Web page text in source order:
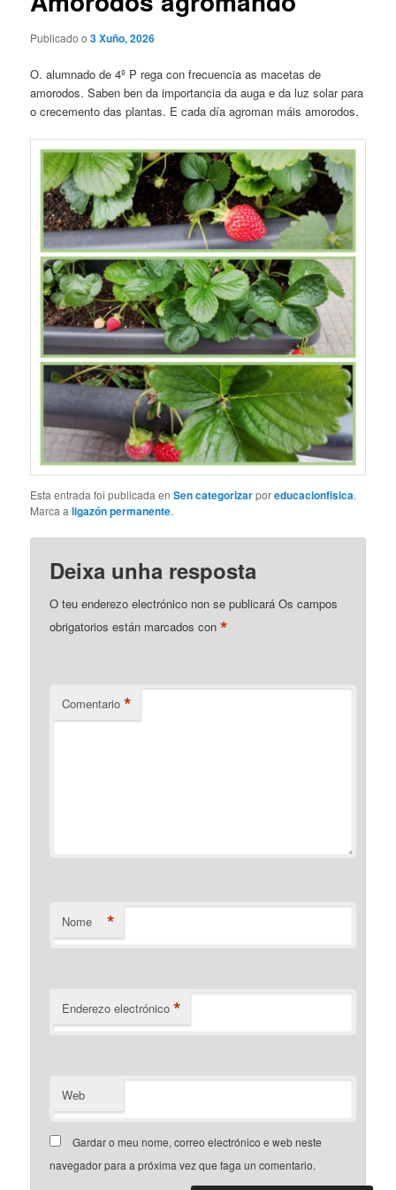
Publicado o3 Xuño, 2026
O. alumnado de 4º P rega con frecuencia as macetas de
amorodos. Saben ben da importancia da auga e da luz solar para
o crecemento das plantas. E cada día agroman máis amorodos.
Esta entrada foi publicada enSen categorizarporeducacionfisica.
Marca aligazón permanente.
Deixa unha resposta
O teu enderezo electrónico non se publicará Os campos
obrigatorios están marcados con*
Comentario *
Nome *
Enderezo electrónico *
Web
Gardar o meu nome, correo electrónico e web neste
navegador para a próxima vez que faga un comentario.